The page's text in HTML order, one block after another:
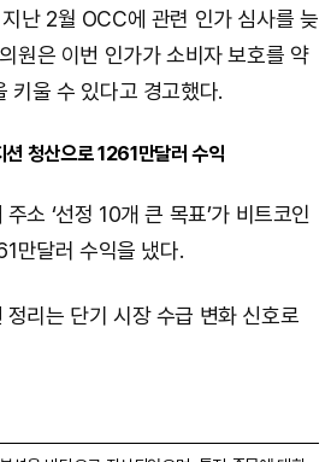
난 2월 OCC에 관련 인가 심사를 늦
원은 이번 인가가 소비자 보호를 약
키울 수 있다고 경고했다.
청산으로 1261만달러 수익
소 ‘선정 10개 큰 목표’가 비트코인
만달러 수익을 냈다.
리는 단기 시장 수급 변화 신호로